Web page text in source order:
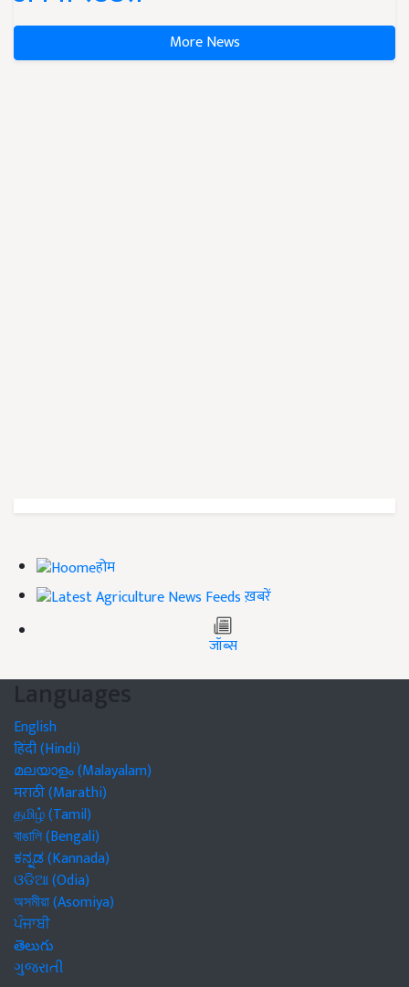
More News
होम
ख़बरें
जॉब्स
Languages
English
हिंदी (Hindi)
മലയാളം (Malayalam)
मराठी (Marathi)
தமிழ் (Tamil)
বাঙালি (Bengali)
ಕನ್ನಡ (Kannada)
ଓଡିଆ (Odia)
অসমীয়া (Asomiya)
ਪੰਜਾਬੀ
తెలుగు
ગુજરાતી